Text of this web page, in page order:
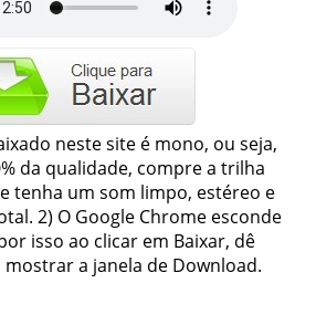
neste site é mono, ou seja,
da qualidade, compre a trilha
tenha um som limpo, estéreo e
2) O Google Chrome esconde
isso ao clicar em Baixar, dê
a janela de Download.